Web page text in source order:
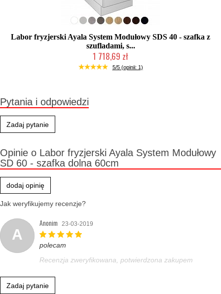
Labor fryzjerski Ayala System Modułowy SDS 40 - szafka z
szufladami, s...
1 718,69 zł
Produkcja na zamówienie Klienta
5/5 (opinii: 1)
Pytania i odpowiedzi
Zadaj pytanie
Opinie o Labor fryzjerski Ayala System Modułowy
SD 60 - szafka dolna 60cm
dodaj opinię
Jak weryfikujemy recenzje?
A
Anonim 23-03-2019
polecam
Recenzja zweryfikowana, potwierdzona zakupem
Zadaj pytanie